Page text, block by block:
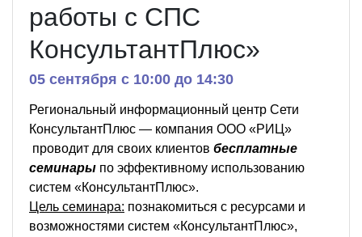
работы с СПС
КонсультантПлюс»
05 сентября c 10:00 до 14:30
Региональный информационный центр Сети
КонсультантПлюс — компания ООО «РИЦ»
проводит для своих клиентов бесплатные
семинары по эффективному использованию
систем «КонсультантПлюс».
Цель семинара: познакомиться с ресурсами и
возможностями систем «КонсультантПлюс»,